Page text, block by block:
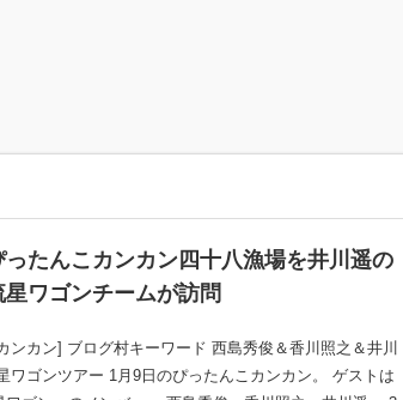
ったんこカンカン四十八漁場を井川遥の
星ワゴンチームが訪問
ンカン] ブログ村キーワード 西島秀俊＆香川照之＆井川
ワゴンツアー 1月9日のぴったんこカンカン。 ゲストは